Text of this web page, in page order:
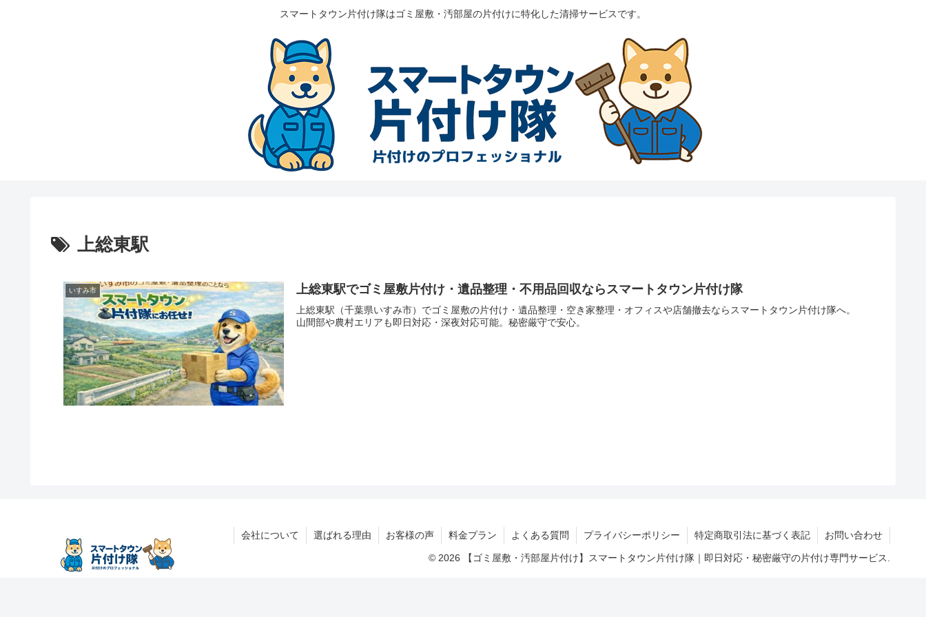
スマートタウン片付け隊はゴミ屋敷・汚部屋の片付けに特化した清掃サービスです。
上総東駅
いすみ市 上総東駅でゴミ屋敷片付け・遺品整理・不用品回収ならスマートタウン片付け隊
上総東駅（千葉県いすみ市）でゴミ屋敷の片付け・遺品整理・空き家整理・オフィスや店舗撤去ならスマートタウン片付け隊へ。
山間部や農村エリアも即日対応・深夜対応可能。秘密厳守で安心。
会社について 選ばれる理由 お客様の声 料金プラン よくある質問 プライバシーポリシー 特定商取引法に基づく表記 お問い合わせ
© 2026 【ゴミ屋敷・汚部屋片付け】スマートタウン片付け隊｜即日対応・秘密厳守の片付け専門サービス.